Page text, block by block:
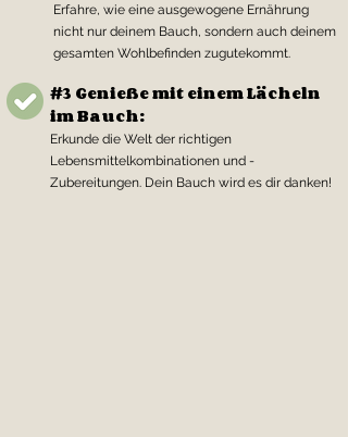
Erfahre, wie eine ausgewogene Ernährung
nicht nur deinem Bauch, sondern auch deinem
gesamten Wohlbefinden zugutekommt.
#3 Genieße mit einem Lächeln
im Bauch:
Erkunde die Welt der richtigen
Lebensmittelkombinationen und -
Zubereitungen. Dein Bauch wird es dir danken!